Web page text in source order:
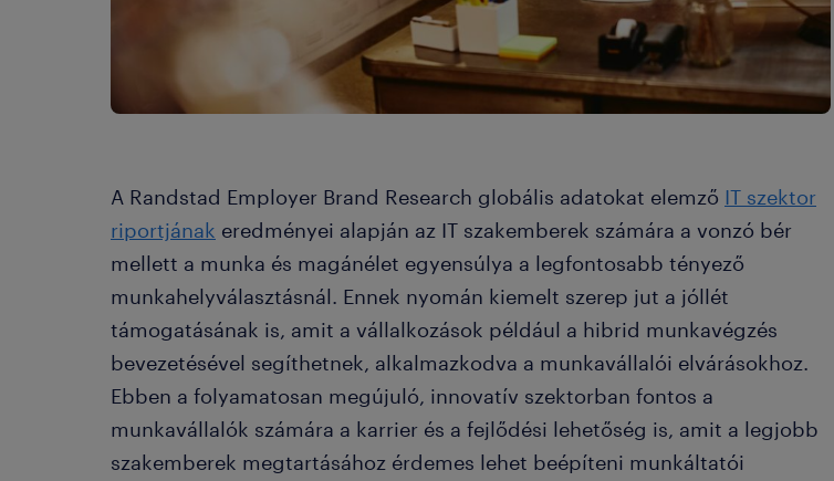
A Randstad Employer Brand Research globális adatokat elemző IT szektor
riportjának eredményei alapján az IT szakemberek számára a vonzó bér
mellett a munka és magánélet egyensúlya a legfontosabb tényező
munkahelyválasztásnál. Ennek nyomán kiemelt szerep jut a jóllét
támogatásának is, amit a vállalkozások például a hibrid munkavégzés
bevezetésével segíthetnek, alkalmazkodva a munkavállalói elvárásokhoz.
Ebben a folyamatosan megújuló, innovatív szektorban fontos a
munkavállalók számára a karrier és a fejlődési lehetőség is, amit a legjobb
szakemberek megtartásához érdemes lehet beépíteni munkáltatói